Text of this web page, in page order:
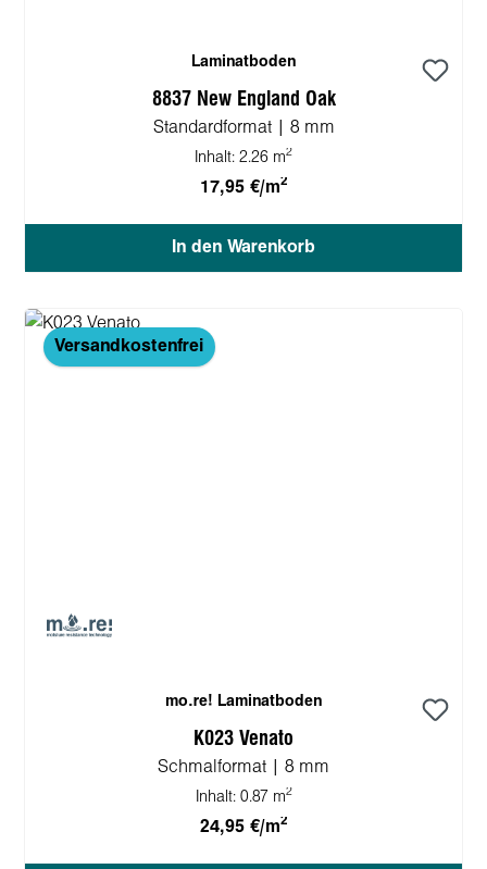
Laminatboden
8837 New England Oak
Standardformat | 8 mm
Inhalt: 2.26 m2
17,95 €/m2
In den Warenkorb
Versandkostenfrei
mo.re! Laminatboden
K023 Venato
Schmalformat | 8 mm
Inhalt: 0.87 m2
24,95 €/m2